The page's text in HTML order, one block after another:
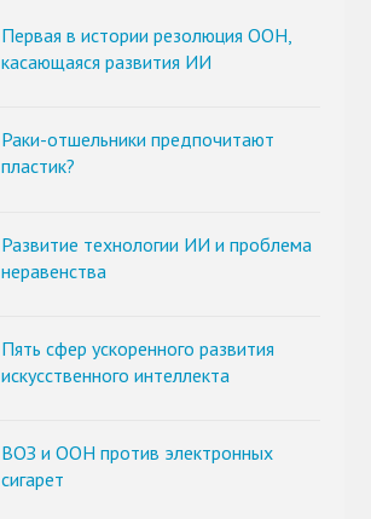
Первая в истории резолюция ООН,
касающаяся развития ИИ
Раки-отшельники предпочитают
пластик?
Развитие технологии ИИ и проблема
неравенства
Пять сфер ускоренного развития
искусственного интеллекта
ВОЗ и ООН против электронных
сигарет